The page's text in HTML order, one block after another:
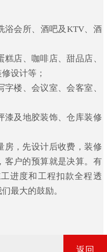
浴会所、酒吧及KTV、酒
店、咖啡店、甜品店、
设计等；
楼、会议室、会客室、
漆及地胶装饰、仓库装修
房，先设计后收费，装修
客户的预算就是决算。有
进度和工程扣款全程透
最大的鼓励。
返回